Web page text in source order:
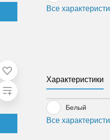
Все
Характеристики
Белый
Все